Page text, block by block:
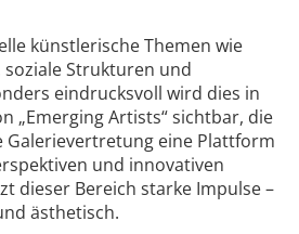
künstlerische Themen wie
Strukturen und
eindrucksvoll wird dies in
„Emerging Artists“ sichtbar, die
Galerievertretung eine Plattform
und innovativen
dieser Bereich starke Impulse –
ästhetisch.